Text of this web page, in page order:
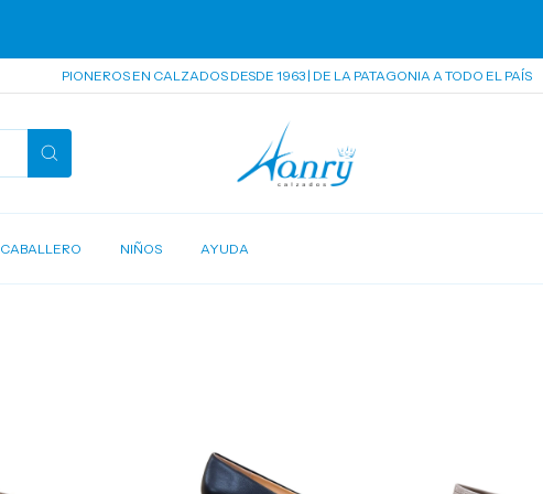
PIONEROS EN CALZADOS DESDE 1963 | DE LA PATAGONIA A TODO EL PAÍS
CABALLERO NIÑOS AYUDA